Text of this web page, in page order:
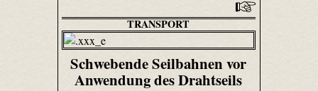
TRANSPORT
Schwebende Seilbahnen vor
Anwendung des Drahtseils